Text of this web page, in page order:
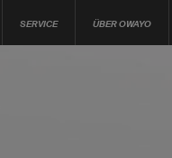
SERVICE ÜBER OWAYO